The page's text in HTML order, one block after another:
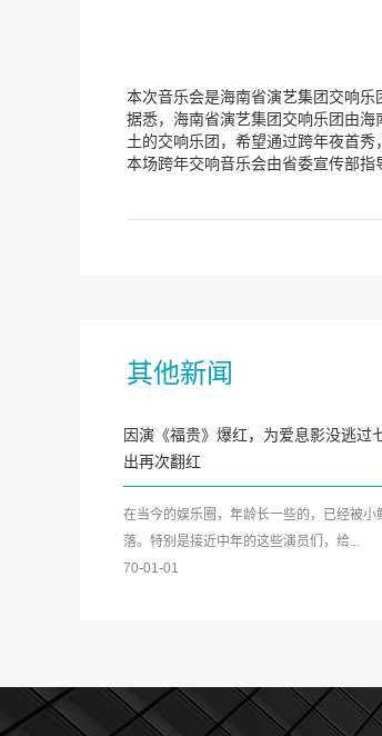
本次音乐会是海南省演艺集团交响乐
据悉，海南省演艺集团交响乐团由
土的交响乐团，希望通过跨年夜首秀
本场跨年交响音乐会由省委宣传部
其他新闻
因演《福贵》爆红，为爱息影没逃过
出再次翻红
在当今的娱乐圈，年龄长一些的，已经被小
落。特别是接近中年的这些演员们，给...
70-01-01